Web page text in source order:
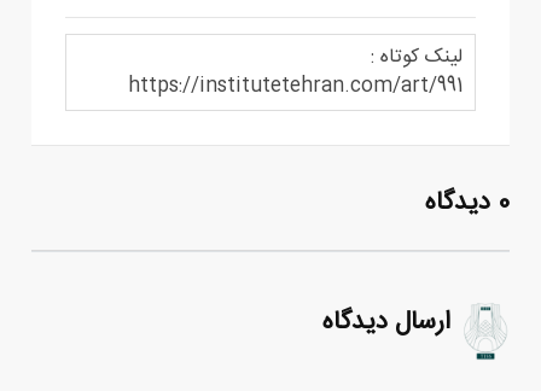
لینک کوتاه :
https://institutetehran.com/art/991
0 دیدگاه
ارسال دیدگاه